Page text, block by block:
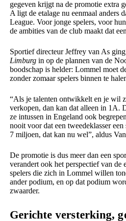
gegeven krijgt na de promotie extra
A ligt de etalage nu eenmaal anders
League. Voor jonge spelers, voor
de ambities van de club maakt dat
Sportief directeur Jeffrey van As
Limburg in op de plannen van de
boodschap is helder: Lommel moet
zonder zomaar spelers binnen te
“Als je talenten ontwikkelt en je wil
verkopen, dan kan dat alleen in 1A.
ze intussen in Engeland ook
nooit voor dat een tweedeklasser
7 miljoen, dat kan nu wel”, aldus
De promotie is dus meer dan een
verandert ook het perspectief van de
spelers die zich in Lommel willen
ander podium, en op dat podium
zwaarder.
Gerichte versterking,